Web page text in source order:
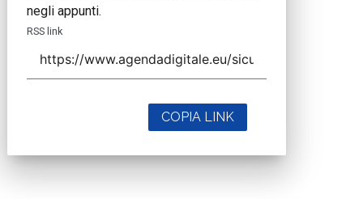
negli appunti.
RSS link
COPIA LINK